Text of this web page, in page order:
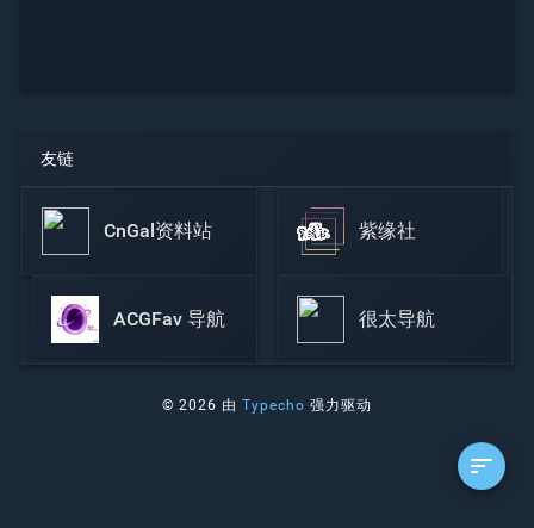
友链
CnGal资料站 紫缘社
ACGFav 导航 很太导航
© 2026 由Typecho 强力驱动
sort